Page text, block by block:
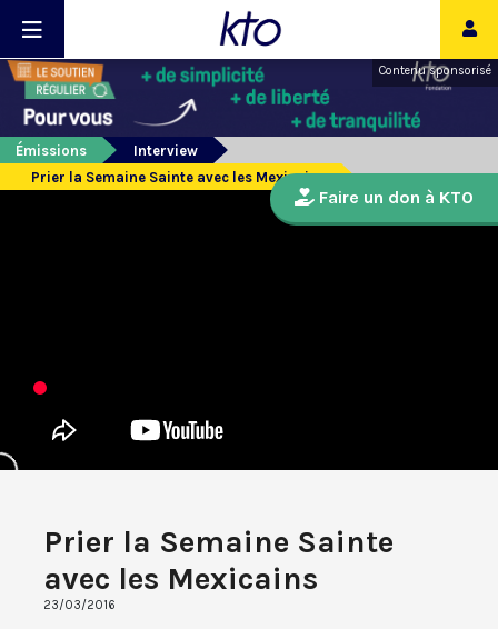
Contenu sponsorisé
Émissions
Interview
Prier la Semaine Sainte avec les Mexicains
Prier la Semaine Sainte
avec les Mexicains
23/03/2016
Faire un don à KTO